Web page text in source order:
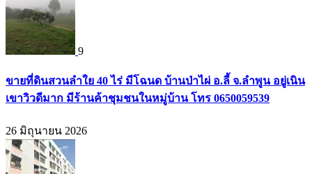
9
ขายที่ดินสวนลำใย 40 ไร่ มีโฉนด บ้านป่าไผ่ อ.ลี้ จ.ลำพูน อยู่เนิน
เขาวิวดีมาก มีร้านค้าชุมชนในหมู่บ้าน โทร 0650059539
26 มิถุนายน 2026